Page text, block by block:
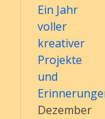
Ein Jahr
voller
kreativer
Projekte
und
Dezember